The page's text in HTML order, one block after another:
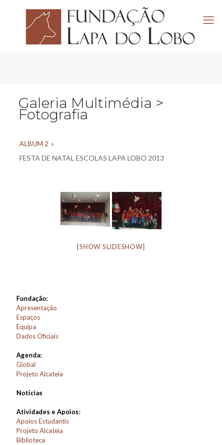
Galeria Multimédia >
Fotografia
ALBUM 2 »
FESTA DE NATAL ESCOLAS LAPA LOBO 2013
[SHOW SLIDESHOW]
Fundação:
Apresentação
Espaços
Equipa
Dados Oficiais
Agenda:
Global
Projeto Alcateia
Notícias
Atividades e Apoios:
Apoios Estudantis
Projeto Alcateia
Biblioteca